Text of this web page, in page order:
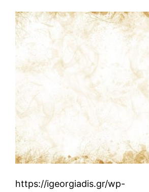
https://igeorgiadis.gr/wp-